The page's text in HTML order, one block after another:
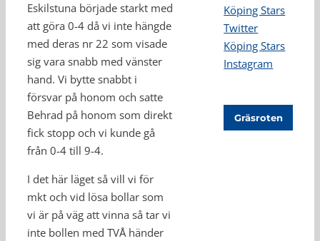
Eskilstuna började starkt med
att göra 0-4 då vi inte hängde
med deras nr 22 som visade
sig vara snabb med vänster
hand. Vi bytte snabbt i
försvar på honom och satte
Behrad på honom som direkt
fick stopp och vi kunde gå
från 0-4 till 9-4.
I det här läget så vill vi för
mkt och vid lösa bollar som
vi är på väg att vinna så tar vi
inte bollen med TVÅ händer
Köping Stars
Twitter
Köping Stars
Instagram
Gräsroten